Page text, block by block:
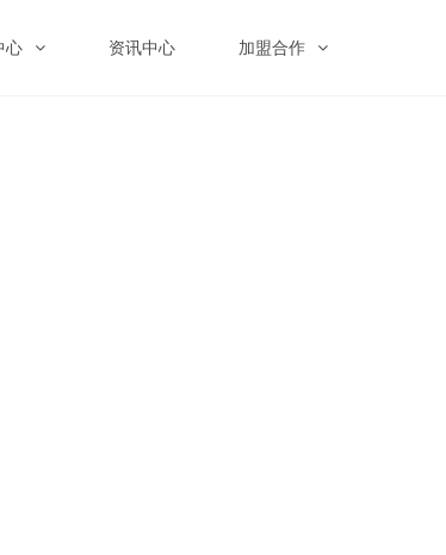
心 资讯中心 加盟合作